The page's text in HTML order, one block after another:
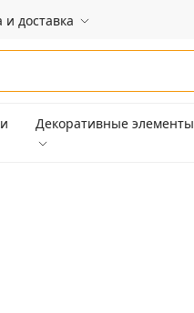
и доставка
Декоративные элементы